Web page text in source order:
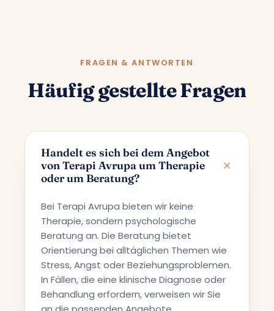
FRAGEN & ANTWORTEN
Häufig gestellte Fragen
Handelt es sich bei dem Angebot
von Terapi Avrupa um Therapie
oder um Beratung?
Bei Terapi Avrupa bieten wir keine
Therapie, sondern psychologische
Beratung an. Die Beratung bietet
Orientierung bei alltäglichen Themen wie
Stress, Angst oder Beziehungsproblemen.
In Fällen, die eine klinische Diagnose oder
Behandlung erfordern, verweisen wir Sie